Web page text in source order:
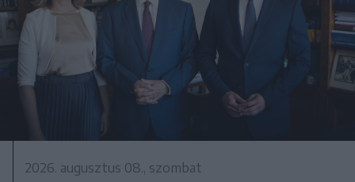
2026. augusztus 08., szombat